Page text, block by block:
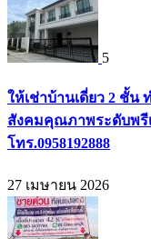
5
ให้เช่าบ้านเดี่ยว 2 ชั้น
สังคมคุณภาพระดับพรี
โทร.0958192888
27 เมษายน 2026